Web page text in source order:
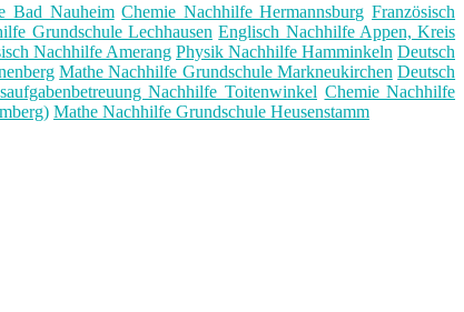
Bad Nauheim Chemie Nachhilfe Hermannsburg Französisch
Grundschule Lechhausen Englisch Nachhilfe Appen, Kreis
Nachhilfe Amerang Physik Nachhilfe Hamminkeln Deutsch
Mathe Nachhilfe Grundschule Markneukirchen Deutsch
Nachhilfe Toitenwinkel Chemie Nachhilfe
Mathe Nachhilfe Grundschule Heusenstamm